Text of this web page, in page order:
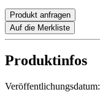
Produkt anfragen
Auf die Merkliste
Produktinfos
Veröffentlichungsdatum: